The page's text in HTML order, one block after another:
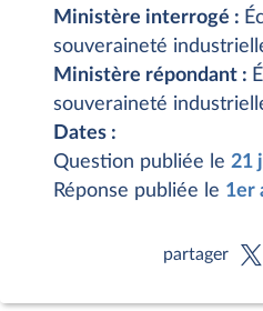
Ministère interrogé :
souveraineté
Ministère répondant :
souveraineté
Dates :
Question publiée le 21
Réponse publiée le 1er
partager